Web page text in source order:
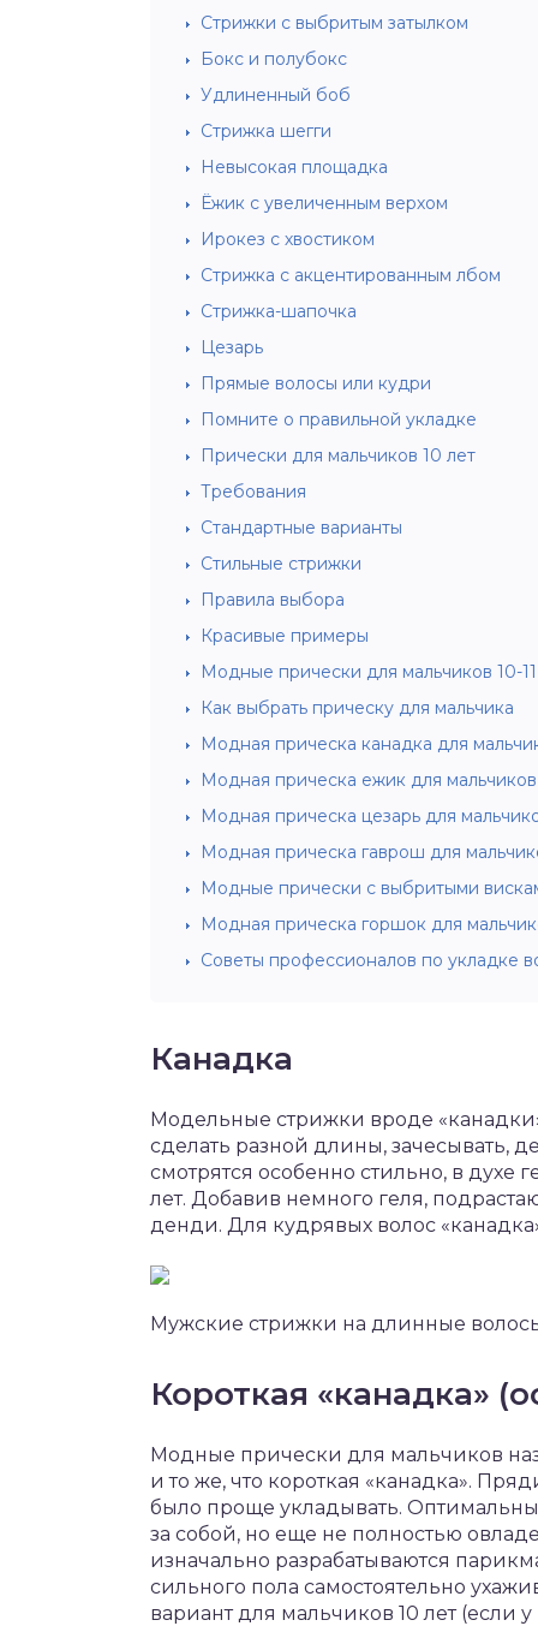
Стрижки с выбритым затылком
Бокс и полубокс
Удлиненный боб
Стрижка шегги
Невысокая площадка
Ёжик с увеличенным верхом
Ирокез с хвостиком
Стрижка с акцентированным лбом
Стрижка-шапочка
Цезарь
Прямые волосы или кудри
Помните о правильной укладке
Прически для мальчиков 10 лет
Требования
Стандартные варианты
Стильные стрижки
Правила выбора
Красивые примеры
Модные прически для мальчиков 10-
Как выбрать прическу для мальчика
Модная прическа канадка для
Модная прическа ежик для мальчиков
Модная прическа цезарь для
Модная прическа гаврош для
Модные прически с выбритыми
Модная прическа горшок для
Советы профессионалов по укладке
Канадка
Модельные стрижки вроде
сделать разной длины, зачесывать,
смотрятся особенно стильно, в духе
лет. Добавив немного геля,
денди. Для кудрявых волос
Мужские стрижки на длинные волосы
Короткая «канадка»
Модные прически для мальчиков
и то же, что короткая «канадка».
было проще укладывать.
за собой, но еще не полностью
изначально разрабатываются
сильного пола самостоятельно
вариант для мальчиков 10 лет (если